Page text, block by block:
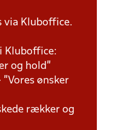
Kluboffice.
Kluboffice:
og hold"
ønsker
rækker og